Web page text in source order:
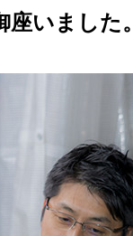
いました。